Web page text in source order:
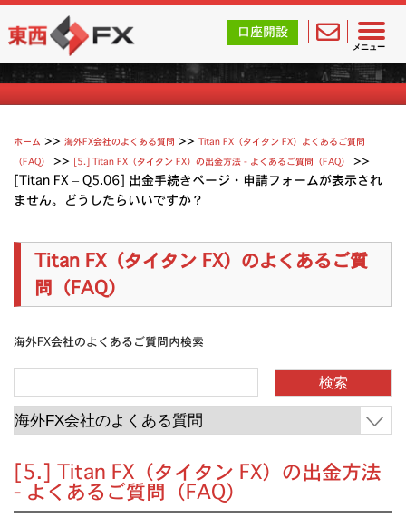
メニュー
東西FX｜海外FX会社（ブローカー）の無料口座開設サポ
口座開設
Titan（タイタン FX）よくあるご質問
ホーム >>海外FX会社のよくある質問 >>Titan FX（タイタン FX）よくあるご質問
（FAQ）
>> [5.] Titan FX（タイタン FX）の出金方法 - よくあるご質問（FAQ）
>>
[Titan FX – Q5.06] 出金手続きページ・申請フォームが表示され
ません。どうしたらいいですか？
Titan FX（タイタン FX）のよくあるご質
問（FAQ）
海外FX会社のよくあるご質問内検索
[5.] Titan FX（タイタン FX）の出金方法
- よくあるご質問（FAQ）